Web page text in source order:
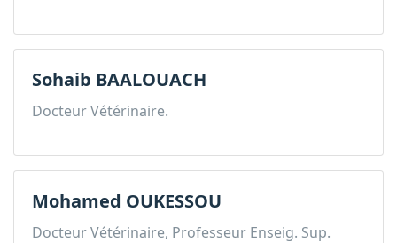
Sohaib BAALOUACH
Docteur Vétérinaire.
Mohamed OUKESSOU
Docteur Vétérinaire, Professeur Enseig. Sup.